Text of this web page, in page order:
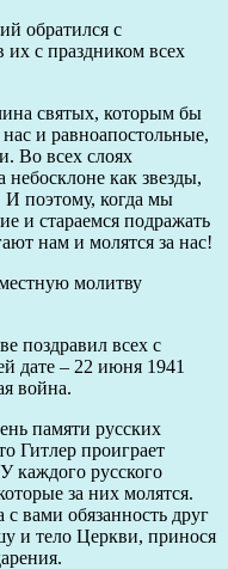
обратился с
с праздником всех
святых, которым бы
нас и равноапостольные,
Во всех слоях
как звезды,
И поэтому, когда мы
и стараемся подражать
нам и молятся за нас!
молитву
поздравил всех с
дате – 22 июня 1941
война.
памяти русских
Гитлер проиграет
каждого русского
за них молятся.
вами обязанность друг
и тело Церкви, принося